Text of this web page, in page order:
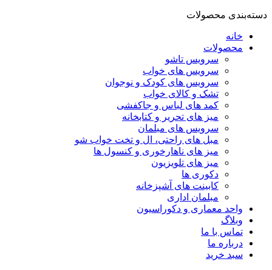
دسته‌بندی محصولات
خانه
محصولات
سرویس تاشو
سرویس های خواب
سرویس های کودک و نوجوان
تشک و کالای خواب
کمد های لباس و جاکفشی
میز های تحریر و کتابخانه
سرویس های مبلمان
مبل های راحتی، ال و تخت خواب شو
میز های ناهارخوری و کنسول ها
میز های تلویزیون
دکوری ها
کابینت های آشپزخانه
مبلمان اداری
واحد معماری و دکوراسیون
وبلاگ
تماس با ما
درباره ما
سبد خرید